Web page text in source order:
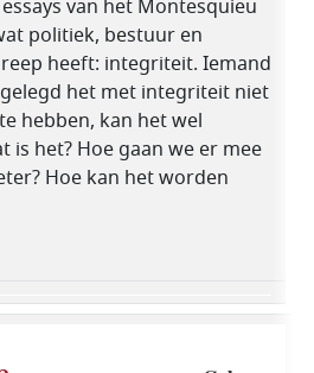
van het Montesquieu
politiek, bestuur en
heeft: integriteit. Iemand
het met integriteit niet
hebben, kan het wel
is het? Hoe gaan we er mee
Hoe kan het worden